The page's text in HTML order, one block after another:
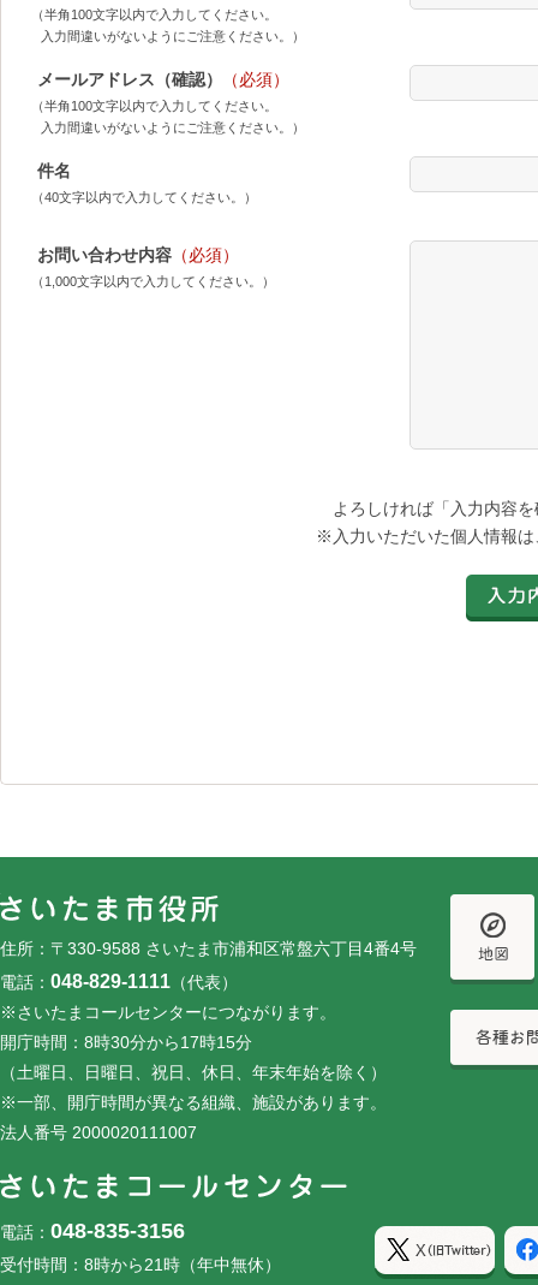
（半角100文字以内で入力してください。
入力間違いがないようにご注意ください。）
メールアドレス（確認） （必須）
（半角100文字以内で入力してください。
入力間違いがないようにご注意ください。）
件名
（40文字以内で入力してください。）
お問い合わせ内容 （必須）
（1,000文字以内で入力してください。）
よろしければ「入力内容
※入力いただいた個人情報
住所：〒330-9588 さいたま市浦和区常盤六丁目4番4号
電話： 048-829-1111 （代表）
※さいたまコールセンターにつながります。
開庁時間：8時30分から17時15分
（土曜日、日曜日、祝日、休日、年末年始を除く）
※一部、開庁時間が異なる組織、施設があります。
法人番号 2000020111007
電話： 048-835-3156
受付時間：8時から21時（年中無休）